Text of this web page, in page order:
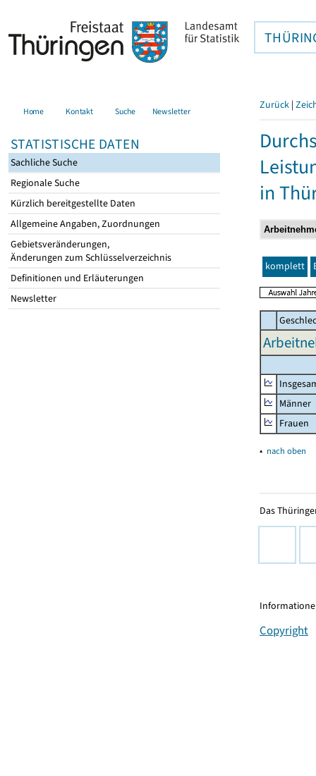
Home Kontakt Suche Newsletter
STATISTISCHE DATEN
Sachliche Suche
Regionale Suche
Kürzlich bereitgestellte Daten
Allgemeine Angaben, Zuordnungen
Gebietsveränderungen,
Änderungen zum Schlüsselverzeichnis
Definitionen und Erläuterungen
Newsletter
Zurück |
in
komplett
Männer
Frauen
▴ nach oben
Das
Copyright